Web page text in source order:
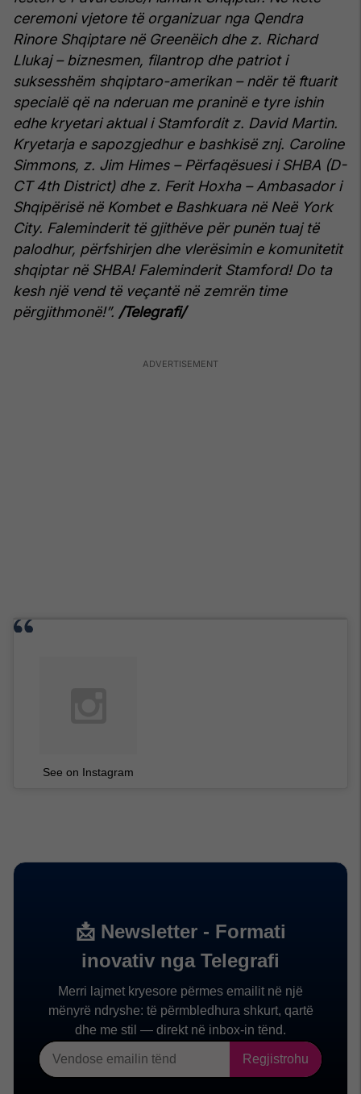
ceremoni vjetore të organizuar nga Qendra
Rinore Shqiptare në Greenëich dhe z. Richard
Llukaj – biznesmen, filantrop dhe patriot i
suksesshëm shqiptaro-amerikan – ndër të ftuarit
specialë që na nderuan me praninë e tyre ishin
edhe kryetari aktual i Stamfordit z. David Martin.
Kryetarja e sapozgjedhur e bashkisë znj. Caroline
Simmons, z. Jim Himes – Përfaqësuesi i SHBA (D-
CT 4th District) dhe z. Ferit Hoxha – Ambasador i
Shqipërisë në Kombet e Bashkuara në Neë York
City. Faleminderit të gjithëve për punën tuaj të
palodhur, përfshirjen dhe vlerësimin e komunitetit
shqiptar në SHBA! Faleminderit Stamford! Do ta
kesh një vend të veçantë në zemrën time
përgjithmonë!”. /Telegrafi/
See on Instagram